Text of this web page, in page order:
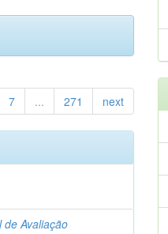
7 ... 271 next
de Avaliação